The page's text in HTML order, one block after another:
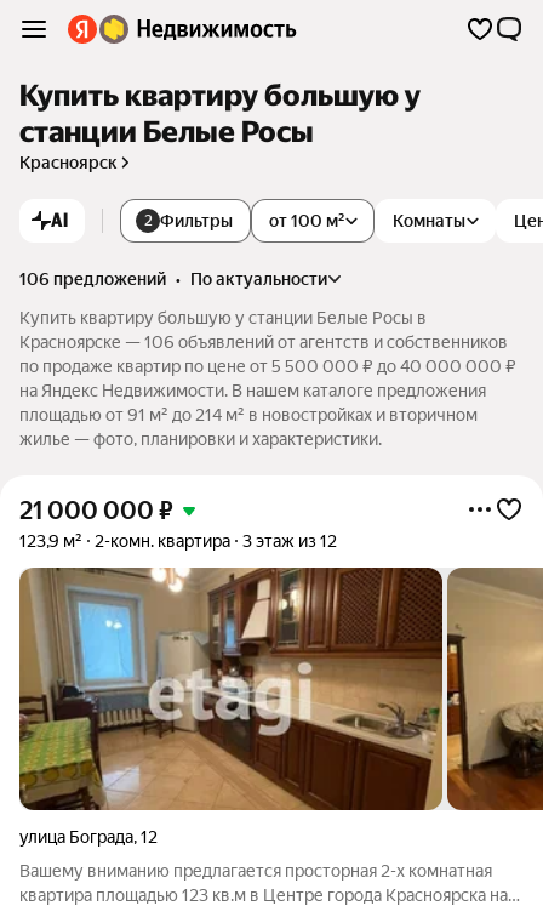
Купить квартиру большую у
станции Белые Росы
Красноярск
AI 2 Фильтры Комнаты
от 100 м²
106 предложений •
по актуальности
Купить квартиру большую у станции Белые Росы в
Красноярске — 106 объявлений от агентств и собственников
по продаже квартир по цене от 5 500 000 ₽ до 40 000 000 ₽
на Яндекс Недвижимости. В нашем каталоге предложения
площадью от 91 м² до 214 м² в новостройках и вторичном
жилье — фото, планировки и характеристики.
21 000 000 ₽
123,9 м² 2-комн. квартира 3 этаж из 12
улица Бограда,12
Вашему вниманию предлагается просторная 2-х комнатная
квартира площадью 123 кв.м в Центре города Красноярска на